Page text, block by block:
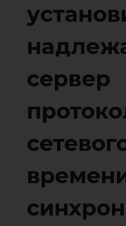
сервер